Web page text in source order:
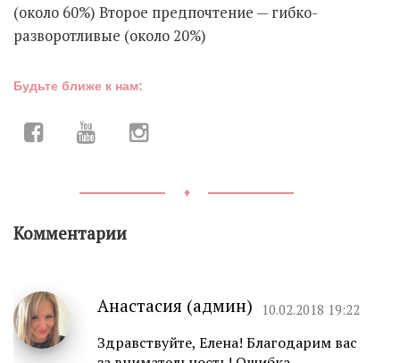
(около 60%) Второе предпочтение — гибко-
разворотливые (около 20%)
Будьте ближе к нам:
♦
Комментарии
Анастасия (админ) 10.02.2018 19:22
Здравствуйте, Елена! Благодарим вас